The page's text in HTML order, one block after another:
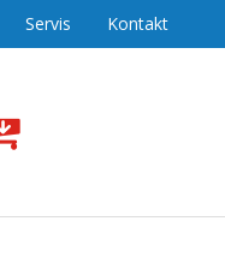
Servis Kontakt